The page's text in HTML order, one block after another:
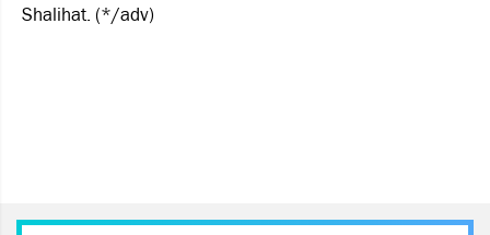
Shalihat. (*/adv)